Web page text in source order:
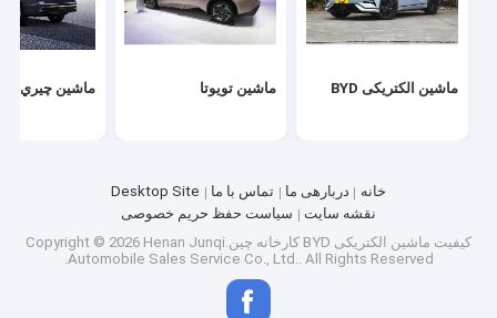
ماشین الکتریکی BYD ماشین تویوتا ماشين چيري
خانه دربارهی ما تماس با ما
Desktop Site
نقشه سایت
سیاست حفظ حریم خصوصی
کیفیت ماشین الکتریکی BYD
کارخانه چین.Copyright © 2026 Henan Junqi
Automobile Sales Service Co., Ltd.. All Rights Reserved.